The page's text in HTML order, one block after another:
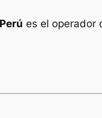
es el operador